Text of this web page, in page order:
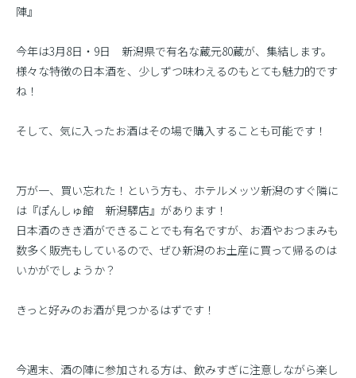
陣』
今年は3月8日・9日 新潟県で有名な蔵元80蔵が、集結します。
様々な特徴の日本酒を、少しずつ味わえるのもとても魅力的です
ね！
そして、気に入ったお酒はその場で購入することも可能です！
万が一、買い忘れた！という方も、ホテルメッツ新潟のすぐ隣に
は『ぽんしゅ館 新潟驛店』があります！
日本酒のきき酒ができることでも有名ですが、お酒やおつまみも
数多く販売もしているので、ぜひ新潟のお土産に買って帰るのは
いかがでしょうか？
きっと好みのお酒が見つかるはずです！
今週末、酒の陣に参加される方は、飲みすぎに注意しながら楽し